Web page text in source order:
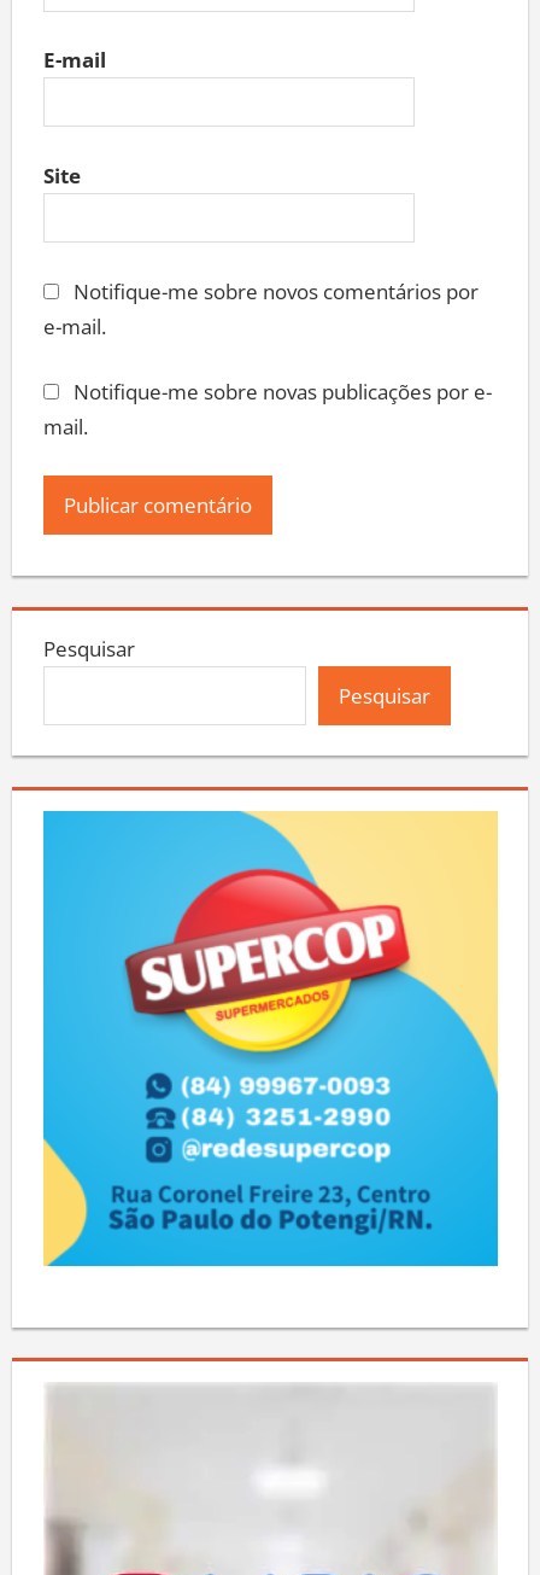
E-mail
Site
Notifique-me sobre novos comentários por
e-mail.
Notifique-me sobre novas publicações por e-
mail.
Pesquisar
Pesquisar